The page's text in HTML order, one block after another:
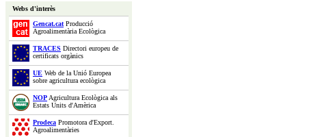
Webs d'interès
Gencat.catProducció
Agroalimentària Ecològica
TRACES Directori europeu de
certificats orgànics
UE Web de la Unió Europea
sobre agricultura ecològica
NOPAgricultura Ecològica als
Estats Units d'Amèrica
Prodeca Promotora d'Export.
Agroalimentàries